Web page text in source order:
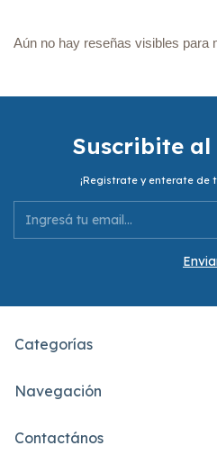
Aún no hay reseñas visibles para
Suscribite
¡Registrate y enterate de
Categorías
Navegación
Contactános